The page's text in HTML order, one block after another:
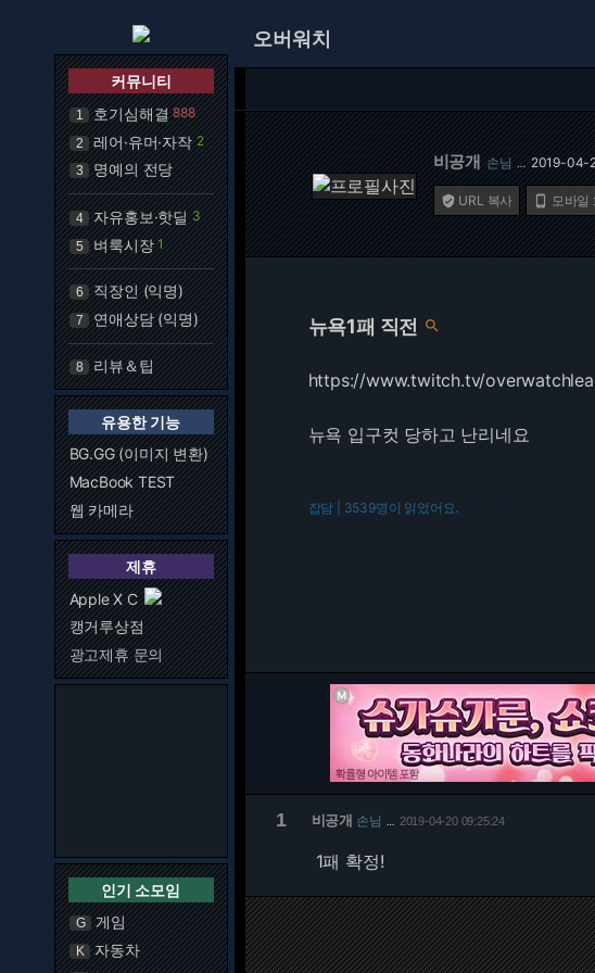
커뮤니티
1 호기심해결 888
2 레어·유머·자작 2
3 명예의 전당
4 자유홍보·핫딜 3
5 벼룩시장 1
6 직장인 (익명)
7 연애상담 (익명)
8 리뷰＆팁
유용한 기능
BG.GG (이미지 변환)
MacBook TEST
웹 카메라
제휴
Apple X C
캥거루상점
광고제휴 문의
인기 소모임
G 게임
K 자동차
오버워치
비공개 손님 … 2019-04-
 URL 복사  모바일
뉴욕1패 직전 
https://www.twitch.tv/
뉴욕 입구컷 당하고 난리네요
잡담 | 3539명이 읽었어요.
1 비공개 손님 2019-04-20 09:25:24
1패 확정!